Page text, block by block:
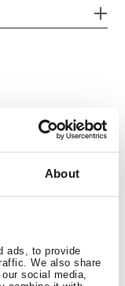
About
ads, to provide
We also share
social media,